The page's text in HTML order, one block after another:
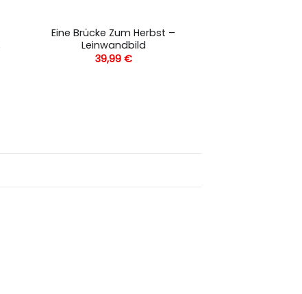
Eine Brücke Zum Herbst –
Leinwandbild
39,99 €